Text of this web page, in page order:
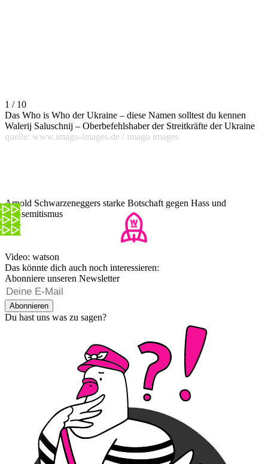
1 / 10
Das Who is Who der Ukraine – diese Namen solltest du kennen
Walerij Saluschnij – Oberbefehlshaber der Streitkräfte der Ukraine
quelle: www.imago-images.de / imago images
Arnold Schwarzeneggers starke Botschaft gegen Hass und
Antisemitismus
Video: watson
Das könnte dich auch noch interessieren:
Abonniere unseren Newsletter
Abonnieren
Du hast uns was zu sagen?